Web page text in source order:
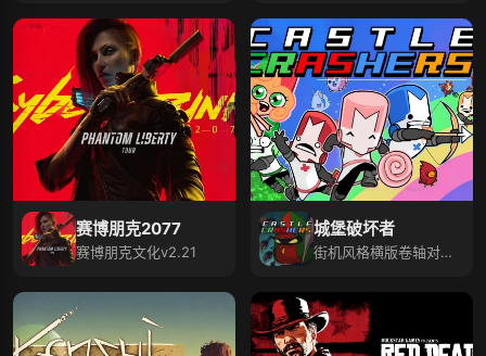
赛博朋克2077
赛博朋克文化v2.21
城堡破坏者
街机风格横版卷轴对战